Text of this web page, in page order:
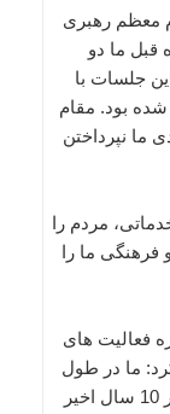
معظم رهبری
ما دو
جلسات با
شده بود. مقام
ما نپرداختن
مردم را
فرهنگی ما را
فعالیت های
ما در طول
20 سال 80 کیلومتر مترو ساخته بودیم اما در 10 سال اخیر